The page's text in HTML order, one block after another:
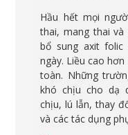
Hầu hết mọi
thai, mang thai
bổ sung axit
ngày. Liều cao
toàn. Những
khó chịu cho dạ
chịu, lú lẫn, thay
và các tác dụng